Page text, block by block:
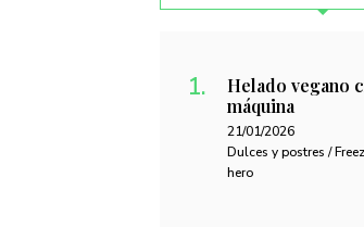
Helado vegano
máquina
21/01/2026
Dulces y postres /
hero